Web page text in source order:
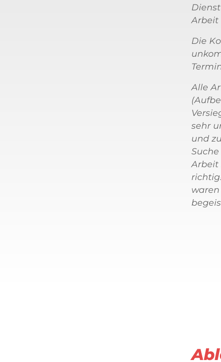
Arbeit
Die
Alle
sehr
und
Arbeit